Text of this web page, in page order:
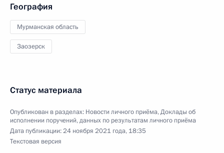
География
Мурманская область
Заозерск
Статус материала
Опубликован в разделах: Новости личного приёма,Доклады об
исполнении поручений, данных по результатам личного приёма
Дата публикации:24 ноября 2021 года, 18:35
Текстовая версия